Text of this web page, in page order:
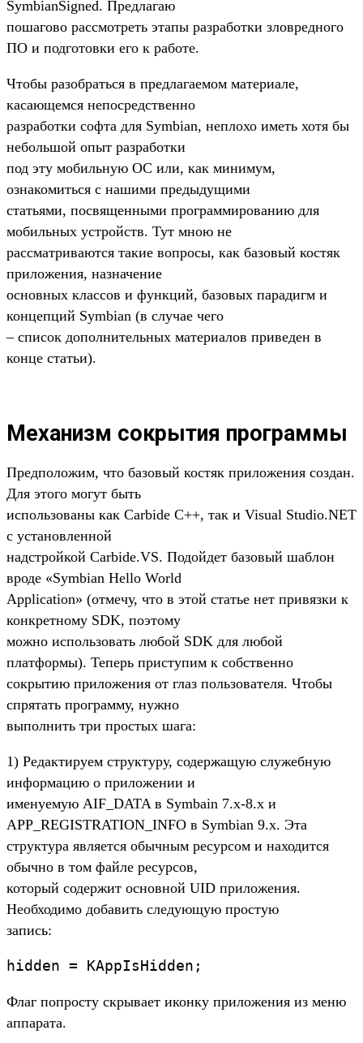
SymbianSigned. Предлагаю
пошагово рассмотреть этапы разработки зловредного
ПО и подготовки его к работе.
Чтобы разобраться в предлагаемом материале,
касающемся непосредственно
разработки софта для Symbian, неплохо иметь хотя бы
небольшой опыт разработки
под эту мобильную ОС или, как минимум,
ознакомиться с нашими предыдущими
статьями, посвященными программированию для
мобильных устройств. Тут мною не
рассматриваются такие вопросы, как базовый костяк
приложения, назначение
основных классов и функций, базовых парадигм и
концепций Symbian (в случае чего
– список дополнительных материалов приведен в
конце статьи).
Механизм сокрытия программы
Предположим, что базовый костяк приложения создан.
Для этого могут быть
использованы как Carbide C++, так и Visual Studio.NET
с установленной
надстройкой Carbide.VS. Подойдет базовый шаблон
вроде «Symbian Hello World
Application» (отмечу, что в этой статье нет привязки к
конкретному SDK, поэтому
можно использовать любой SDK для любой
платформы). Теперь приступим к собственно
сокрытию приложения от глаз пользователя. Чтобы
спрятать программу, нужно
выполнить три простых шага:
1) Редактируем структуру, содержащую служебную
информацию о приложении и
именуемую AIF_DATA в Symbain 7.x-8.x и
APP_REGISTRATION_INFO в Symbian 9.x. Эта
структура является обычным ресурсом и находится
обычно в том файле ресурсов,
который содержит основной UID приложения.
Необходимо добавить следующую простую
запись:
hidden = KAppIsHidden;
Флаг попросту скрывает иконку приложения из меню
аппарата.